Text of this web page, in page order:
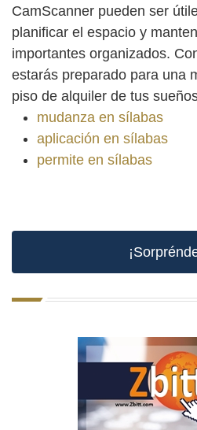
CamScanner pueden ser
planificar el espacio y
importantes organizados.
estarás preparado para una
piso de alquiler de tus
mudanza en sílabas
aplicación en sílabas
permite en sílabas